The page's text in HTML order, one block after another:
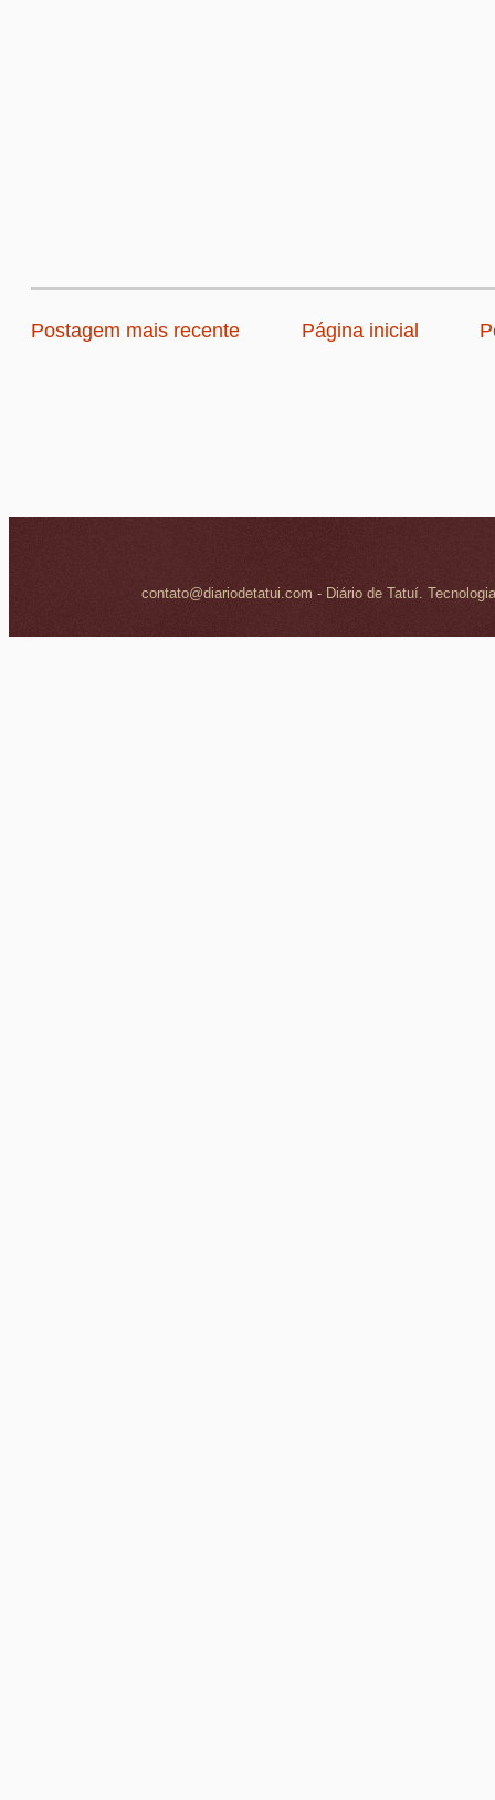
Postagem mais recente Página inicial
contato@diariodetatui.com - Diário de Tatuí.